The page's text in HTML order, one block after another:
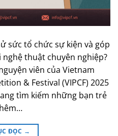
sức tổ chức sự kiện và góp
thuật chuyên nghiệp?
viên của Vietnam
& Festival (VIPCF) 2025
tìm kiếm những bạn trẻ
ĐỌC →